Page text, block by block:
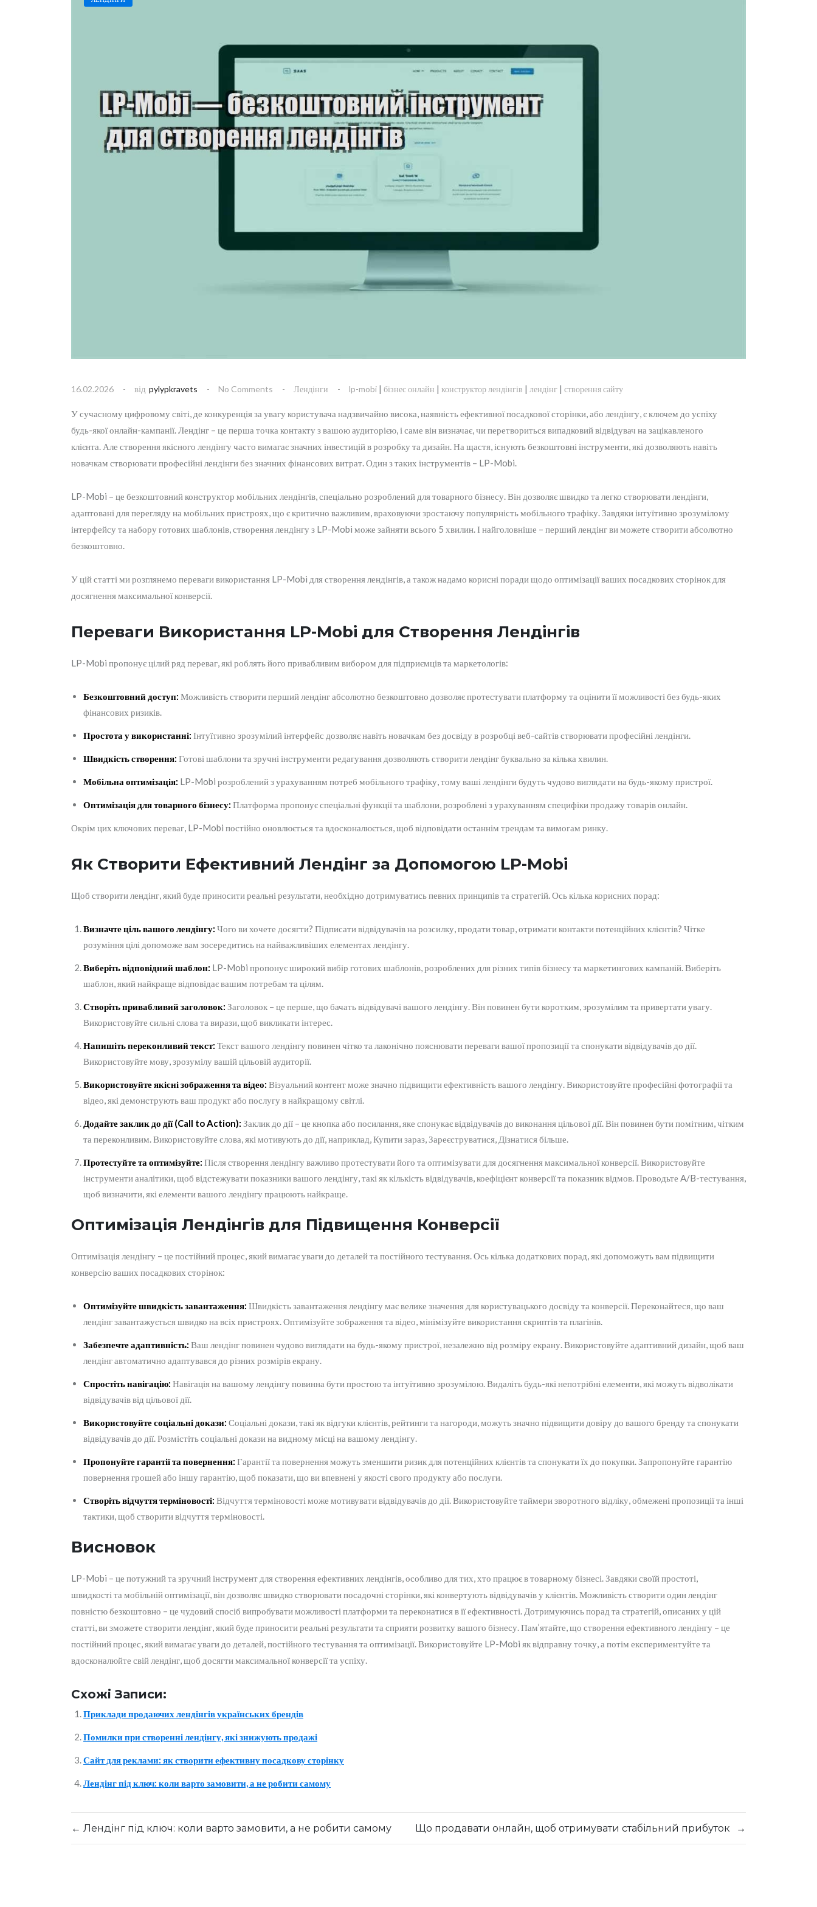
16.02.2026 від pylypkravets No Comments Лендінги lp-mobi | бізнес онлайн | конструктор лендінгів | лендінг | створення сайту
У сучасному цифровому світі, де конкуренція за увагу користувача надзвичайно висока, наявність ефективної посадкової сторінки, або лендінгу, є ключем до успіху
будь-якої онлайн-кампанії. Лендінг – це перша точка контакту з вашою аудиторією, і саме він визначає, чи перетвориться випадковий відвідувач на зацікавленого
клієнта. Але створення якісного лендінгу часто вимагає значних інвестицій в розробку та дизайн. На щастя, існують безкоштовні інструменти, які дозволяють навіть
новачкам створювати професійні лендінги без значних фінансових витрат. Один з таких інструментів – LP-Mobi.
LP-Mobi – це безкоштовний конструктор мобільних лендінгів, спеціально розроблений для товарного бізнесу. Він дозволяє швидко та легко створювати лендінги,
адаптовані для перегляду на мобільних пристроях, що є критично важливим, враховуючи зростаючу популярність мобільного трафіку. Завдяки інтуїтивно зрозумілому
інтерфейсу та набору готових шаблонів, створення лендінгу з LP-Mobi може зайняти всього 5 хвилин. І найголовніше – перший лендінг ви можете створити абсолютно
безкоштовно.
У цій статті ми розглянемо переваги використання LP-Mobi для створення лендінгів, а також надамо корисні поради щодо оптимізації ваших посадкових сторінок для
досягнення максимальної конверсії.
Переваги Використання LP-Mobi для Створення Лендінгів
LP-Mobi пропонує цілий ряд переваг, які роблять його привабливим вибором для підприємців та маркетологів:
Безкоштовний доступ: Можливість створити перший лендінг абсолютно безкоштовно дозволяє протестувати платформу та оцінити її можливості без будь-яких
фінансових ризиків.
Простота у використанні: Інтуїтивно зрозумілий інтерфейс дозволяє навіть новачкам без досвіду в розробці веб-сайтів створювати професійні лендінги.
Швидкість створення: Готові шаблони та зручні інструменти редагування дозволяють створити лендінг буквально за кілька хвилин.
Мобільна оптимізація: LP-Mobi розроблений з урахуванням потреб мобільного трафіку, тому ваші лендінги будуть чудово виглядати на будь-якому пристрої.
Оптимізація для товарного бізнесу: Платформа пропонує спеціальні функції та шаблони, розроблені з урахуванням специфіки продажу товарів онлайн.
Окрім цих ключових переваг, LP-Mobi постійно оновлюється та вдосконалюється, щоб відповідати останнім трендам та вимогам ринку.
Як Створити Ефективний Лендінг за Допомогою LP-Mobi
Щоб створити лендінг, який буде приносити реальні результати, необхідно дотримуватись певних принципів та стратегій. Ось кілька корисних порад:
Визначте ціль вашого лендінгу: Чого ви хочете досягти? Підписати відвідувачів на розсилку, продати товар, отримати контакти потенційних клієнтів? Чітке
розуміння цілі допоможе вам зосередитись на найважливіших елементах лендінгу.
Виберіть відповідний шаблон: LP-Mobi пропонує широкий вибір готових шаблонів, розроблених для різних типів бізнесу та маркетингових кампаній. Виберіть
шаблон, який найкраще відповідає вашим потребам та цілям.
Створіть привабливий заголовок: Заголовок – це перше, що бачать відвідувачі вашого лендінгу. Він повинен бути коротким, зрозумілим та привертати увагу.
Використовуйте сильні слова та вирази, щоб викликати інтерес.
Напишіть переконливий текст: Текст вашого лендінгу повинен чітко та лаконічно пояснювати переваги вашої пропозиції та спонукати відвідувачів до дії.
Використовуйте мову, зрозумілу вашій цільовій аудиторії.
Використовуйте якісні зображення та відео: Візуальний контент може значно підвищити ефективність вашого лендінгу. Використовуйте професійні фотографії та
відео, які демонструють ваш продукт або послугу в найкращому світлі.
Додайте заклик до дії (Call to Action): Заклик до дії – це кнопка або посилання, яке спонукає відвідувачів до виконання цільової дії. Він повинен бути помітним, чітким
та переконливим. Використовуйте слова, які мотивують до дії, наприклад, Купити зараз, Зареєструватися, Дізнатися більше.
Протестуйте та оптимізуйте: Після створення лендінгу важливо протестувати його та оптимізувати для досягнення максимальної конверсії. Використовуйте
інструменти аналітики, щоб відстежувати показники вашого лендінгу, такі як кількість відвідувачів, коефіцієнт конверсії та показник відмов. Проводьте A/B-тестування,
щоб визначити, які елементи вашого лендінгу працюють найкраще.
Оптимізація Лендінгів для Підвищення Конверсії
Оптимізація лендінгу – це постійний процес, який вимагає уваги до деталей та постійного тестування. Ось кілька додаткових порад, які допоможуть вам підвищити
конверсію ваших посадкових сторінок:
Оптимізуйте швидкість завантаження: Швидкість завантаження лендінгу має велике значення для користувацького досвіду та конверсії. Переконайтеся, що ваш
лендінг завантажується швидко на всіх пристроях. Оптимізуйте зображення та відео, мінімізуйте використання скриптів та плагінів.
Забезпечте адаптивність: Ваш лендінг повинен чудово виглядати на будь-якому пристрої, незалежно від розміру екрану. Використовуйте адаптивний дизайн, щоб ваш
лендінг автоматично адаптувався до різних розмірів екрану.
Спростіть навігацію: Навігація на вашому лендінгу повинна бути простою та інтуїтивно зрозумілою. Видаліть будь-які непотрібні елементи, які можуть відволікати
відвідувачів від цільової дії.
Використовуйте соціальні докази: Соціальні докази, такі як відгуки клієнтів, рейтинги та нагороди, можуть значно підвищити довіру до вашого бренду та спонукати
відвідувачів до дії. Розмістіть соціальні докази на видному місці на вашому лендінгу.
Пропонуйте гарантії та повернення: Гарантії та повернення можуть зменшити ризик для потенційних клієнтів та спонукати їх до покупки. Запропонуйте гарантію
повернення грошей або іншу гарантію, щоб показати, що ви впевнені у якості свого продукту або послуги.
Створіть відчуття терміновості: Відчуття терміновості може мотивувати відвідувачів до дії. Використовуйте таймери зворотного відліку, обмежені пропозиції та інші
тактики, щоб створити відчуття терміновості.
Висновок
LP-Mobi – це потужний та зручний інструмент для створення ефективних лендінгів, особливо для тих, хто працює в товарному бізнесі. Завдяки своїй простоті,
швидкості та мобільній оптимізації, він дозволяє швидко створювати посадочні сторінки, які конвертують відвідувачів у клієнтів. Можливість створити один лендінг
повністю безкоштовно – це чудовий спосіб випробувати можливості платформи та переконатися в її ефективності. Дотримуючись порад та стратегій, описаних у цій
статті, ви зможете створити лендінг, який буде приносити реальні результати та сприяти розвитку вашого бізнесу. Пам’ятайте, що створення ефективного лендінгу – це
постійний процес, який вимагає уваги до деталей, постійного тестування та оптимізації. Використовуйте LP-Mobi як відправну точку, а потім експериментуйте та
вдосконалюйте свій лендінг, щоб досягти максимальної конверсії та успіху.
Схожі Записи:
Приклади продаючих лендінгів українських брендів
Помилки при створенні лендінгу, які знижують продажі
Сайт для реклами: як створити ефективну посадкову сторінку
Лендінг під ключ: коли варто замовити, а не робити самому
← Лендінг під ключ: коли варто замовити, а не робити самому →
Що продавати онлайн, щоб отримувати стабільний прибуток